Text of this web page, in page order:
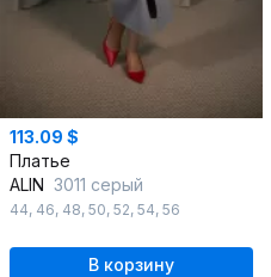
113.09 $
Платье
ALIN 3011 серый
44, 46, 48, 50, 52, 54, 56
В корзину